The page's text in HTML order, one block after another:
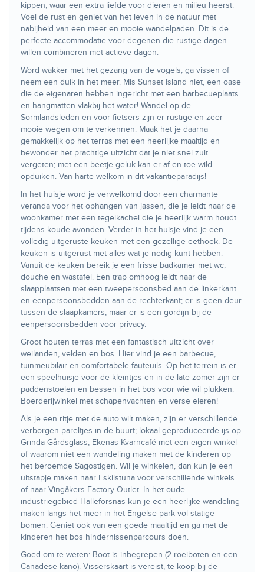
kippen, waar een extra liefde voor dieren en milieu heerst.
Voel de rust en geniet van het leven in de natuur met
nabijheid van een meer en mooie wandelpaden. Dit is de
perfecte accommodatie voor degenen die rustige dagen
willen combineren met actieve dagen.
Word wakker met het gezang van de vogels, ga vissen of
neem een duik in het meer. Mis Sunset Island niet, een oase
die de eigenaren hebben ingericht met een barbecueplaats
en hangmatten vlakbij het water! Wandel op de
Sörmlandsleden en voor fietsers zijn er rustige en zeer
mooie wegen om te verkennen. Maak het je daarna
gemakkelijk op het terras met een heerlijke maaltijd en
bewonder het prachtige uitzicht dat je niet snel zult
vergeten; met een beetje geluk kan er af en toe wild
opduiken. Van harte welkom in dit vakantieparadijs!
In het huisje word je verwelkomd door een charmante
veranda voor het ophangen van jassen, die je leidt naar de
woonkamer met een tegelkachel die je heerlijk warm houdt
tijdens koude avonden. Verder in het huisje vind je een
volledig uitgeruste keuken met een gezellige eethoek. De
keuken is uitgerust met alles wat je nodig kunt hebben.
Vanuit de keuken bereik je een frisse badkamer met wc,
douche en wastafel. Een trap omhoog leidt naar de
slaapplaatsen met een tweepersoonsbed aan de linkerkant
en eenpersoonsbedden aan de rechterkant; er is geen deur
tussen de slaapkamers, maar er is een gordijn bij de
eenpersoonsbedden voor privacy.
Groot houten terras met een fantastisch uitzicht over
weilanden, velden en bos. Hier vind je een barbecue,
tuinmeubilair en comfortabele fauteuils. Op het terrein is er
een speelhuisje voor de kleintjes en in de late zomer zijn er
paddenstoelen en bessen in het bos voor wie wil plukken.
Boerderijwinkel met schapenvachten en verse eieren!
Als je een ritje met de auto wilt maken, zijn er verschillende
verborgen pareltjes in de buurt; lokaal geproduceerde ijs op
Grinda Gårdsglass, Ekenäs Kvarncafé met een eigen winkel
of waarom niet een wandeling maken met de kinderen op
het beroemde Sagostigen. Wil je winkelen, dan kun je een
uitstapje maken naar Eskilstuna voor verschillende winkels
of naar Vingåkers Factory Outlet. In het oude
industriegebied Hälleforsnäs kun je een heerlijke wandeling
maken langs het meer in het Engelse park vol statige
bomen. Geniet ook van een goede maaltijd en ga met de
kinderen het bos hindernissenparcours doen.
Goed om te weten: Boot is inbegrepen (2 roeiboten en een
Canadese kano). Visserskaart is vereist, te koop bij de